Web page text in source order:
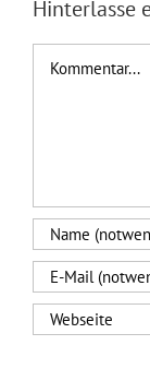
Hinterlasse
Kommentar